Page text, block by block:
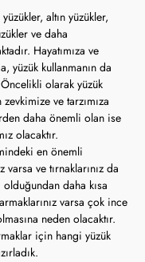
altın yüzükler,
ve daha
Hayatımıza ve
yüzük kullanmanın da
olarak yüzük
ve tarzımıza
daha önemli olan ise
olacaktır.
en önemli
ve tırnaklarınız da
olduğundan daha kısa
varsa çok ince
neden olacaktır.
için hangi yüzük